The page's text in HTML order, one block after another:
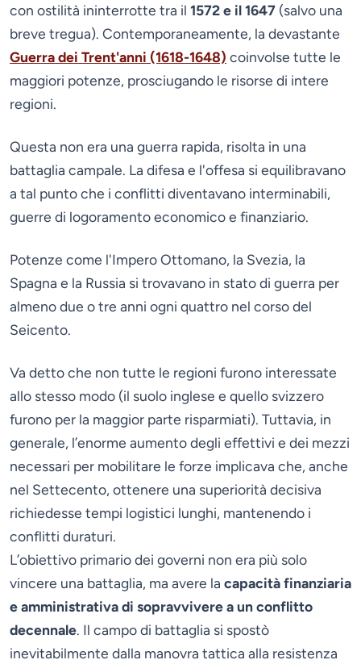
con ostilità ininterrotte tra il 1572 e il 1647 (salvo una
breve tregua). Contemporaneamente, la devastante
Guerra dei Trent'anni (1618-1648) coinvolse tutte le
maggiori potenze, prosciugando le risorse di intere
regioni.
Questa non era una guerra rapida, risolta in una
battaglia campale. La difesa e l'offesa si equilibravano
a tal punto che i conflitti diventavano interminabili,
guerre di logoramento economico e finanziario.
Potenze come l'Impero Ottomano, la Svezia, la
Spagna e la Russia si trovavano in stato di guerra per
almeno due o tre anni ogni quattro nel corso del
Seicento.
Va detto che non tutte le regioni furono interessate
allo stesso modo (il suolo inglese e quello svizzero
furono per la maggior parte risparmiati). Tuttavia, in
generale, l’enorme aumento degli effettivi e dei mezzi
necessari per mobilitare le forze implicava che, anche
nel Settecento, ottenere una superiorità decisiva
richiedesse tempi logistici lunghi, mantenendo i
conflitti duraturi.
L’obiettivo primario dei governi non era più solo
vincere una battaglia, ma avere la capacità finanziaria
e amministrativa di sopravvivere a un conflitto
decennale. Il campo di battaglia si spostò
inevitabilmente dalla manovra tattica alla resistenza